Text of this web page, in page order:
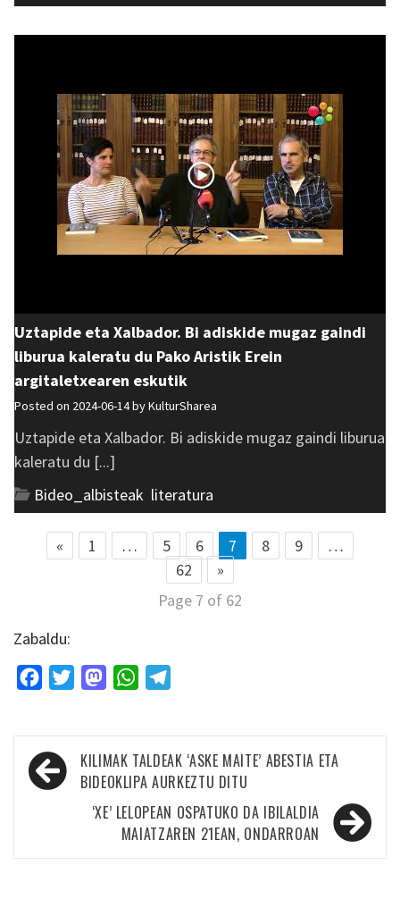
Uztapide eta Xalbador. Bi adiskide mugaz gaindi
liburua kaleratu du Pako Aristik Erein
argitaletxearen eskutik
Posted on 2024-06-14 byKulturSharea
Uztapide eta Xalbador. Bi adiskide mugaz gaindi liburua
kaleratu du [...]
Bideo_albisteak literatura
« 1 … 5 6 7 8 9
…
62
»
Page 7 of 62
Zabaldu:
FacebookTwitterMastodonWhatsApp
Bidalketetan
zehar
nabigatu
KILIMAK TALDEAK ‘ASKE MAITE’ ABESTIA ETA
BIDEOKLIPA AURKEZTU DITU
‘XE’ LELOPEAN OSPATUKO DA IBILALDIA
MAIATZAREN 21EAN, ONDARROAN